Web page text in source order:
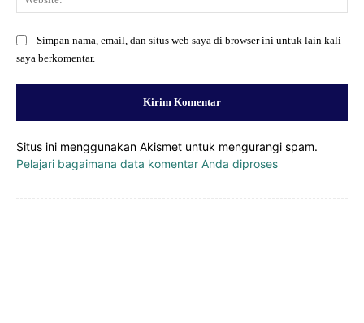
Simpan nama, email, dan situs web saya di browser ini untuk lain kali
saya berkomentar.
Situs ini menggunakan Akismet untuk mengurangi spam.
Pelajari bagaimana data komentar Anda diproses